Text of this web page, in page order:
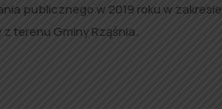
publicznego w 2019 roku w zakresie
terenu Gminy Rząśnia.